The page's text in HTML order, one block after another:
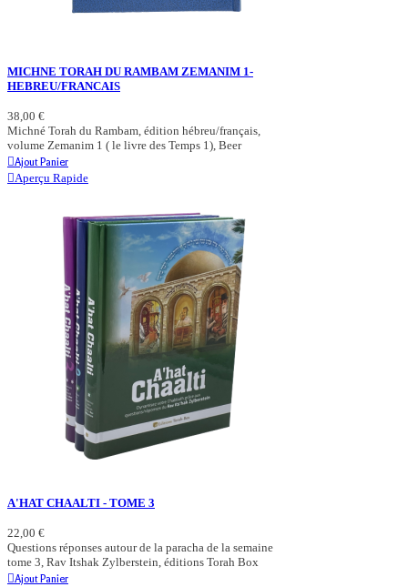
MICHNE TORAH DU RAMBAM ZEMANIM 1-
HEBREU/FRANCAIS
38,00 €
Michné Torah du Rambam, édition hébreu/français,
volume Zemanim 1 ( le livre des Temps 1), Beer
Ajout Panier
Aperçu Rapide
A'HAT CHAALTI - TOME 3
22,00 €
Questions réponses autour de la paracha de la semaine
tome 3, Rav Itshak Zylberstein, éditions Torah Box
Ajout Panier